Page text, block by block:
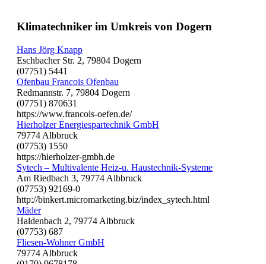
Klimatechniker im Umkreis von Dogern
Hans Jörg Knapp
Eschbacher Str. 2, 79804 Dogern
(07751) 5441
Ofenbau Francois Ofenbau
Redmannstr. 7, 79804 Dogern
(07751) 870631
https://www.francois-oefen.de/
Hierholzer Energiespartechnik GmbH
79774 Albbruck
(07753) 1550
https://hierholzer-gmbh.de
Sytech – Multivalente Heiz-u. Haustechnik-Systeme
Am Riedbach 3, 79774 Albbruck
(07753) 92169-0
http://binkert.micromarketing.biz/index_sytech.html
Mäder
Haldenbach 2, 79774 Albbruck
(07753) 687
Fliesen-Wohner GmbH
79774 Albbruck